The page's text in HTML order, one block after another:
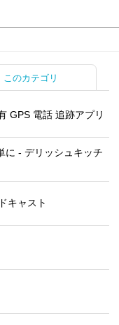
このカテゴリ
GPS 電話 追跡アプリ
に - デリッシュキッチ
キャスト